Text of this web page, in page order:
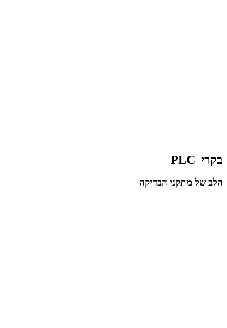
בקרי PLC
הלב של מתקני הבדיקה